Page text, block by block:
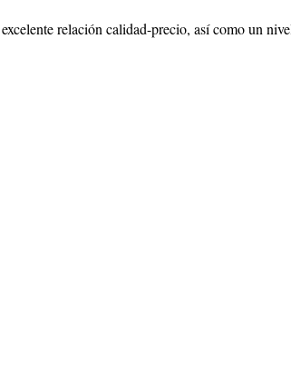
relación calidad-precio, así como un